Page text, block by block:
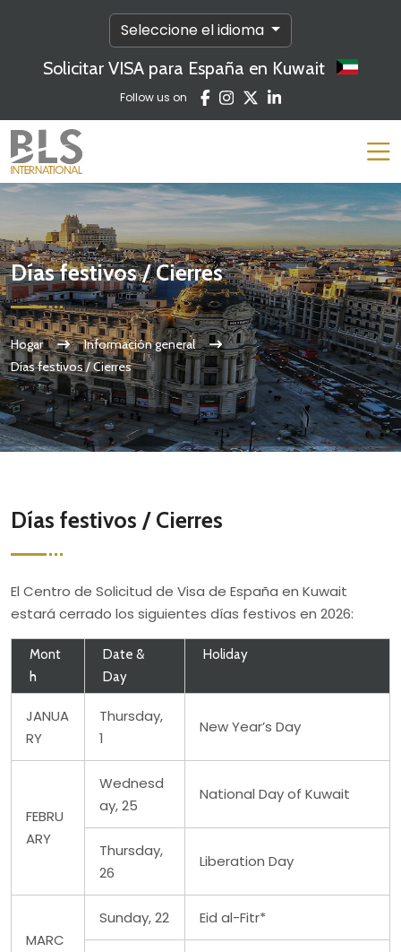
Seleccione el idioma
Solicitar VISA para España en Kuwait
Follow us on
Días festivos / Cierres
Hogar
Información general
Días festivos / Cierres
Días festivos / Cierres
El Centro de Solicitud de Visa de España en Kuwait
estará cerrado los siguientes días festivos en 2026:
Mont
h
Date &
Day
Holiday
JANUA
RY
Thursday,
1
New Year’s Day
FEBRU
ARY
Wednesd
ay, 25
National Day of Kuwait
Thursday,
26
Liberation Day
MARC
Sunday, 22 Eid al-Fitr*